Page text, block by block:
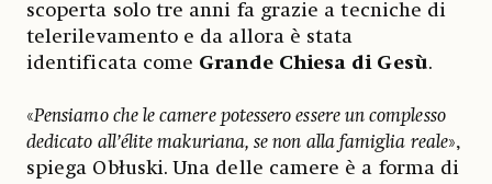
scoperta solo tre anni fa grazie a tecniche di
telerilevamento e da allora è stata
identificata come Grande Chiesa di Gesù.
«Pensiamo che le camere potessero essere un complesso
dedicato all’élite makuriana, se non alla famiglia reale»,
spiega Obłuski. Una delle camere è a forma di